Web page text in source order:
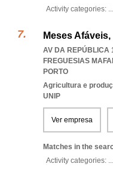
Activity categories: ...
Meses
AV DA REPÚBLICA
FREGUESIAS
PORTO
Agricultura e
UNIP
Ver empresa
Matches in the
Activity categories: ...